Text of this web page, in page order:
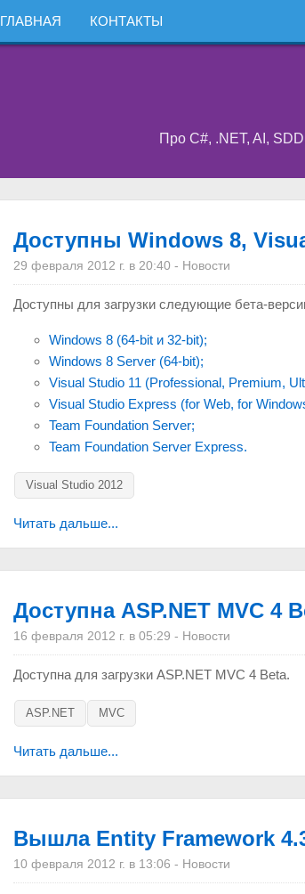
ГЛАВНАЯ КОНТАКТЫ
Про C#, .NET, AI,
Доступны Windows 8,
29 февраля 2012 г. в 20:40 - Новости
Доступны для загрузки следующие бета-
Windows 8 (64-bit и 32-bit);
Windows 8 Server (64-bit);
Visual Studio 11 (Professional, Premium,
Visual Studio Express (for Web, for
Team Foundation Server;
Team Foundation Server Express.
Visual Studio 2012
Читать дальше...
Доступна ASP.NET MVC 4
16 февраля 2012 г. в 05:29 - Новости
Доступна для загрузки ASP.NET MVC 4 Beta.
ASP.NET MVC
Читать дальше...
Вышла Entity Framework
10 февраля 2012 г. в 13:06 - Новости